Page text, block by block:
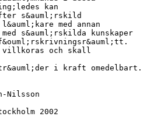
kan
s&auml;rskild
med annan
s&auml;rskilda kunskaper
villkoras och skall
i kraft omedelbart.
Nilsson